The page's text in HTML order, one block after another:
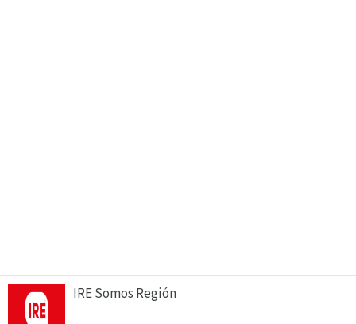
IRE Somos Región